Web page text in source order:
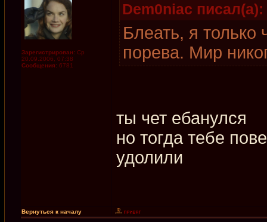
Зарегистрирован: Ср
20.09.2006, 07:38
Сообщения: 6781
Dem0niac писал(а):
Блеать, я только
порева. Мир
ты чет ебанулся
но тогда тебе
удолили
Вернуться к началу